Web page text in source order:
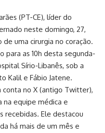
(PT-CE), líder do
neste domingo, 27,
de uma cirurgia no coração.
as 10h desta segunda-
Sírio-Libanês, sob a
Kalil e Fábio Jatene.
conta no X (antigo Twitter),
na equipe médica e
recebidas. Ele destacou
há mais de um mês e